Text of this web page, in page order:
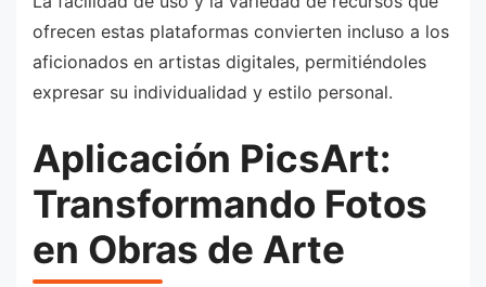
ofrecen estas plataformas convierten incluso a los
aficionados en artistas digitales, permitiéndoles
expresar su individualidad y estilo personal.
Aplicación PicsArt:
Transformando Fotos
en Obras de Arte